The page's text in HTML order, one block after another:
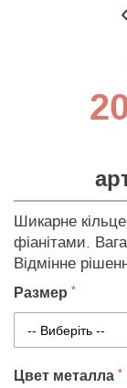
Шикарне
фіанітами.
Відмінне
Размер
Цвет металла